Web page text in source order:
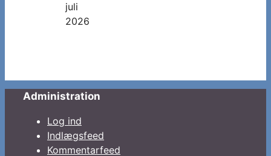
juli
2026
Administration
Log ind
Indlægsfeed
Kommentarfeed